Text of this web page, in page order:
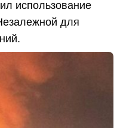
использование
для